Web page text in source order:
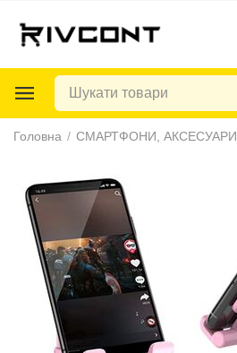
Головна / СМАРТФОНИ, АКСЕСУАРИ